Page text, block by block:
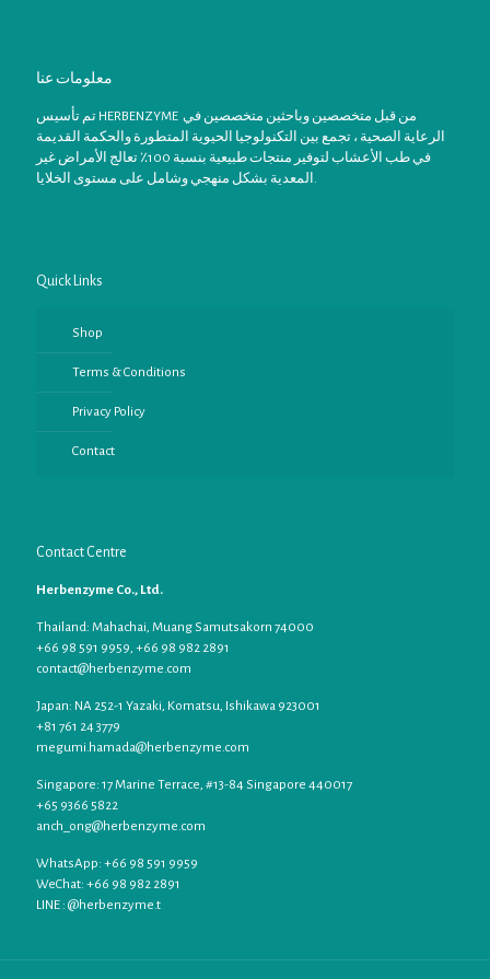
معلومات عنا
تم تأسيس HERBENZYME من قبل متخصصين وباحثين متخصصين في
الرعاية الصحية ، تجمع بين التكنولوجيا الحيوية المتطورة والحكمة القديمة
في طب الأعشاب لتوفير منتجات طبيعية بنسبة 100٪ تعالج الأمراض غير
المعدية بشكل منهجي وشامل على مستوى الخلايا.
Quick Links
Shop
Terms & Conditions
Privacy Policy
Contact
Contact Centre
Herbenzyme Co., Ltd.
Thailand: Mahachai, Muang Samutsakorn 74000
+66 98 591 9959, +66 98 982 2891
contact@herbenzyme.com
Japan: NA 252-1 Yazaki, Komatsu, Ishikawa 923001
+81 761 24 3779
megumi.hamada@herbenzyme.com
Singapore: 17 Marine Terrace, #13-84 Singapore 440017
+65 9366 5822
anch_ong@herbenzyme.com
WhatsApp: +66 98 591 9959
WeChat: +66 98 982 2891
LINE : @herbenzyme.t